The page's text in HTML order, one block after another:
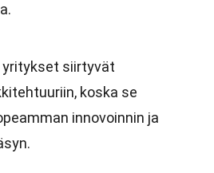
siirtyvät
koska se
innovoinnin ja